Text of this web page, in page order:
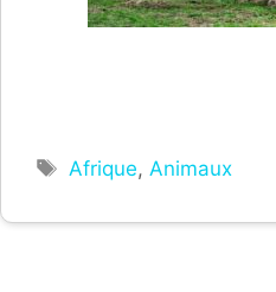
Étiquettes
Afrique, Animaux